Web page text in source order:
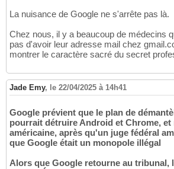
La nuisance de Google ne s'arrête pas là.
Chez nous, il y a beaucoup de médecins
pas d'avoir leur adresse mail chez
montrer le caractère sacré du secret
Jade Emy, le 22/04/2025 à 14h41
Google prévient que le plan de
pourrait détruire Android et Chrome,
américaine, après qu'un juge fédéral
que Google était un monopole illégal
Alors que Google retourne au tribunal,